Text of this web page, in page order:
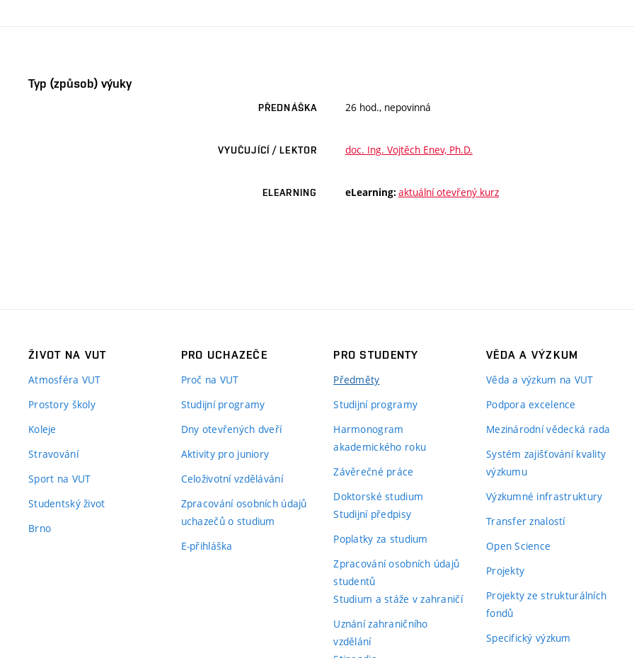
Typ (způsob) výuky
PŘEDNÁŠKA 26 hod., nepovinná
VYUČUJÍCÍ / LEKTOR doc. Ing. Vojtěch Enev, Ph.D.
ELEARNING eLearning: aktuální otevřený kurz
ŽIVOT NA VUT
Atmosféra VUT
Prostory školy
Koleje
Stravování
Sport na VUT
Studentský život
Brno
PRO UCHAZEČE
Proč na VUT
Studijní programy
Dny otevřených dveří
Aktivity pro juniory
Celoživotní vzdělávání
Zpracování osobních údajů
uchazečů o studium
E-přihláška
PRO STUDENTY
Předměty
Studijní programy
Harmonogram
akademického roku
Závěrečné práce
Doktorské studium
Studijní předpisy
Poplatky za studium
Zpracování osobních údajů
studentů
Studium a stáže v zahraničí
Uznání zahraničního
vzdělání
VĚDA A VÝZKUM
Věda a výzkum na VUT
Podpora excelence
Mezinárodní vědecká rada
Systém zajišťování kvality
výzkumu
Výzkumné infrastruktury
Transfer znalostí
Open Science
Projekty
Projekty ze strukturálních
fondů
Specifický výzkum